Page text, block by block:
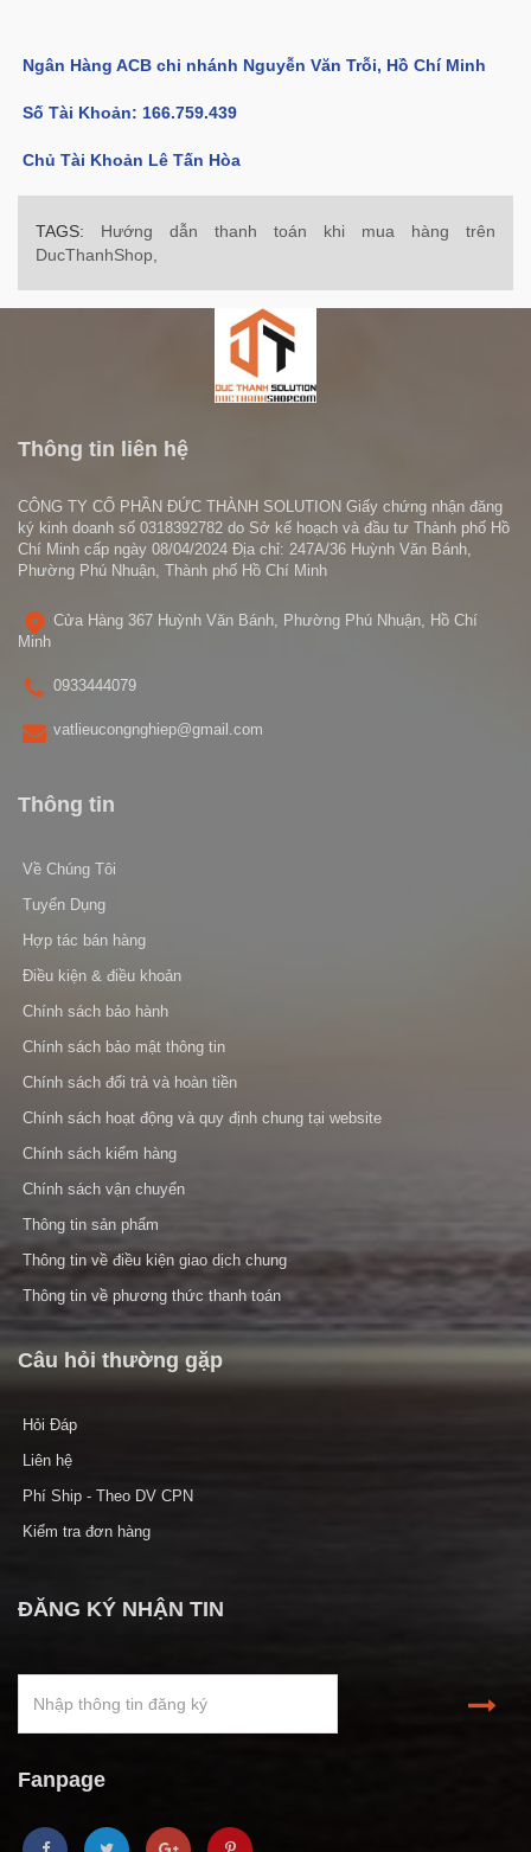
Ngân Hàng ACB chi nhánh Nguyễn Văn Trỗi, Hồ Chí Minh
Số Tài Khoản: 166.759.439
Chủ Tài Khoản Lê Tấn Hòa
TAGS: Hướng dẫn thanh toán khi mua hàng trên
DucThanhShop,
Thông tin liên hệ
CÔNG TY CỔ PHẦN ĐỨC THÀNH SOLUTION Giấy chứng nhận đăng
ký kinh doanh số 0318392782 do Sở kế hoạch và đầu tư Thành phố Hồ
Chí Minh cấp ngày 08/04/2024 Địa chỉ: 247A/36 Huỳnh Văn Bánh,
Phường Phú Nhuận, Thành phố Hồ Chí Minh
Cửa Hàng 367 Huỳnh Văn Bánh, Phường Phú Nhuận, Hồ Chí
Minh
0933444079
vatlieucongnghiep@gmail.com
Thông tin
Về Chúng Tôi
Tuyển Dụng
Hợp tác bán hàng
Điều kiện & điều khoản
Chính sách bảo hành
Chính sách bảo mật thông tin
Chính sách đổi trả và hoàn tiền
Chính sách hoạt động và quy định chung tại website
Chính sách kiểm hàng
Chính sách vận chuyển
Thông tin sản phẩm
Thông tin về điều kiện giao dịch chung
Thông tin về phương thức thanh toán
Câu hỏi thường gặp
Hỏi Đáp
Liên hệ
Phí Ship - Theo DV CPN
Kiểm tra đơn hàng
ĐĂNG KÝ NHẬN TIN
Fanpage